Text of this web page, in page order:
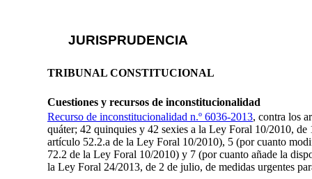
JURISPRUDENCIA
TRIBUNAL CONSTITUCIONAL
Cuestiones y recursos de inconstitucionalidad
Recurso de inconstitucionalidad n.º 6036-2013, contra los
quáter; 42 quinquies y 42 sexies a la Ley Foral 10/2010,
artículo 52.2.a de la Ley Foral 10/2010), 5 (por cuanto
72.2 de la Ley Foral 10/2010) y 7 (por cuanto añade la
la Ley Foral 24/2013, de 2 de julio, de medidas urgentes